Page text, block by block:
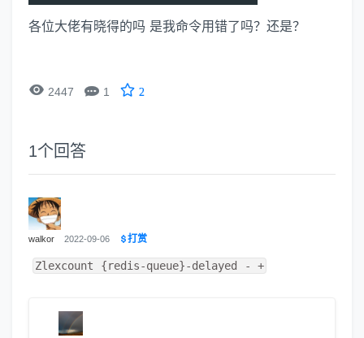
各位大佬有晓得的吗 是我命令用错了吗？还是？
 2447  1 2
1个回答
walkor 2022-09-06 打赏
Zlexcount {redis-queue}-delayed - +